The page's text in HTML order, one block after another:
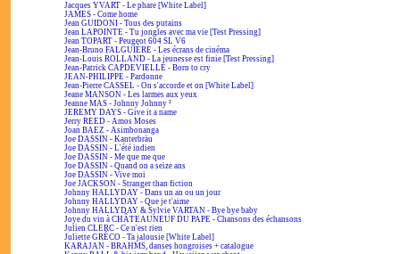
Jacques YVART - Le phare [White Label]
JAMES - Come home
Jean GUIDONI - Tous des putains
Jean LAPOINTE - Tu jongles avec ma vie [Test Pressing]
Jean TOPART - Peugeot 604 SL V6
Jean-Bruno FALGUIÈRE - Les écrans de cinéma
Jean-Louis ROLLAND - La jeunesse est finie [Test Pressing]
Jean-Patrick CAPDEVIELLE - Born to cry
JEAN-PHILIPPE - Pardonne
Jean-Pierre CASSEL - On s'accorde et on [White Label]
Jeane MANSON - Les larmes aux yeux
Jeanne MAS - Johnny Johnny ²
JEREMY DAYS - Give it a name
Jerry REED - Amos Moses
Joan BAEZ - Asimbonanga
Joe DASSIN - Kanterbräu
Joe DASSIN - L'été indien
Joe DASSIN - Me que me que
Joe DASSIN - Quand on a seize ans
Joe DASSIN - Vive moi
Joe JACKSON - Stranger than fiction
Johnny HALLYDAY - Dans un an ou un jour
Johnny HALLYDAY - Que je t'aime
Johnny HALLYDAY & Sylvie VARTAN - Bye bye baby
Joye du vin à CHÂTEAUNEUF DU PAPE - Chansons des échansons
Julien CLERC - Ce n'est rien
Juliette GRÉCO - Ta jalousie [White Label]
KARAJAN - BRAHMS, danses hongroises + catalogue